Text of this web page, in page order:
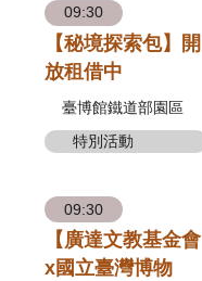
09:30
【秘境探索包】開
放租借中
臺博館鐵道部園區
特別活動
09:30
【廣達文教基金會
x國立臺灣博物